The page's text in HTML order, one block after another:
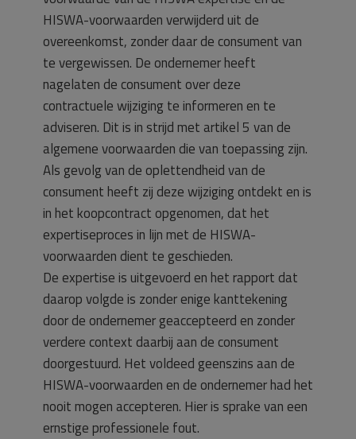
HISWA-voorwaarden verwijderd uit de
overeenkomst, zonder daar de consument van
te vergewissen. De ondernemer heeft
nagelaten de consument over deze
contractuele wijziging te informeren en te
adviseren. Dit is in strijd met artikel 5 van de
algemene voorwaarden die van toepassing zijn.
Als gevolg van de oplettendheid van de
consument heeft zij deze wijziging ontdekt en is
in het koopcontract opgenomen, dat het
expertiseproces in lijn met de HISWA-
voorwaarden dient te geschieden.
De expertise is uitgevoerd en het rapport dat
daarop volgde is zonder enige kanttekening
door de ondernemer geaccepteerd en zonder
verdere context daarbij aan de consument
doorgestuurd. Het voldeed geenszins aan de
HISWA-voorwaarden en de ondernemer had het
nooit mogen accepteren. Hier is sprake van een
ernstige professionele fout.